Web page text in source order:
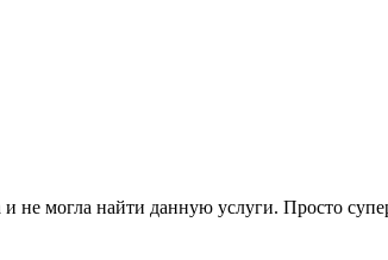
не могла найти данную услуги. Просто